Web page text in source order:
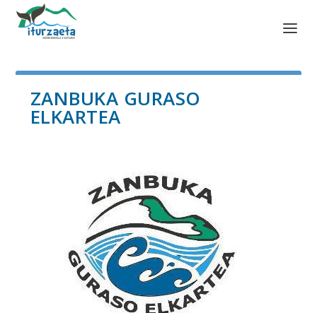
ZANBUKA GURASO
ELKARTEA